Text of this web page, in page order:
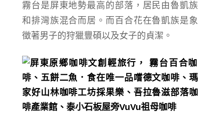
霧台是屏東地勢最高的部落， 居民由魯凱族
和排灣族混合而居。 而百合花在魯凱族是象
徵著男子的狩獵豐碩以及女子的貞潔。